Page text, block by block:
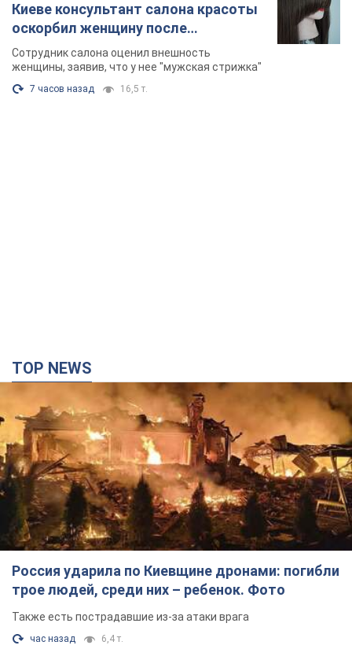
Киеве консультант салона красоты
оскорбил женщину после
химиотерапии, разгорелся скандал.
Фото
Сотрудник салона оценил внешность
женщины, заявив, что у нее "мужская стрижка"
7 часов назад 16,5 т.
TOP NEWS
Россия ударила по Киевщине дронами: погибли
трое людей, среди них – ребенок. Фото
Также есть пострадавшие из-за атаки врага
час назад 6,4 т.